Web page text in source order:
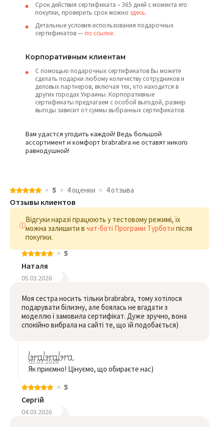
Срок действия сертификата – 365 дней с момента его
покупки, проверить срок можно здесь.
Детальные условия использования подарочных
сертификатов — по ссылке.
Корпоративным клиентам
С помощью подарочных сертификатов Вы можете
сделать подарки любому количеству сотрудников и
деловых партнеров, включая тех, кто находится в
других городах Украины. Корпоративные
сертификаты предлагаем с особой выгодой, размер
выгоды зависит от суммы выбранных сертификатов.
Вам удастся угодить каждой! Ведь большой
ассортимент и комфорт brabrabra не оставят никого
равнодушной!
5 4 оценки 4 отзыва
Отзывы клиентов
Відгуки наразі працюють у тестовому режимі, їх
можна залишити в чат-боті Програми Турботи після
покупки.
5
Наталя
05.03.2026
Моя сестра носить тільки brabrabra, тому хотілося
подарувати білизну, але боялась не вгадати з
моделлю і замовила сертифікат. Дуже зручно, вона
спокійно вибрала на сайті те, що їй подобається)
05.03.2026
Як приємно! Цінуємо, що обираєте нас)
5
Сергій
04.03.2026